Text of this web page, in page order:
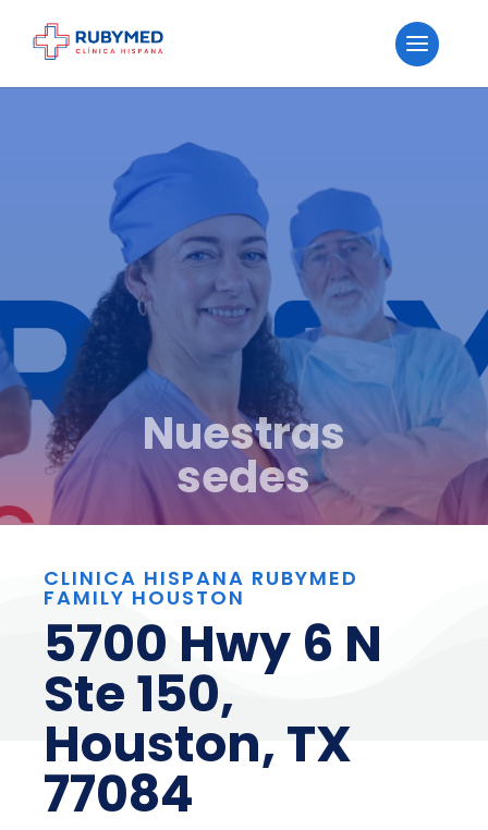
Nuestras
sedes
CLINICA HISPANA RUBYMED
FAMILY HOUSTON
5700 Hwy 6 N
Ste 150,
Houston, TX
77084